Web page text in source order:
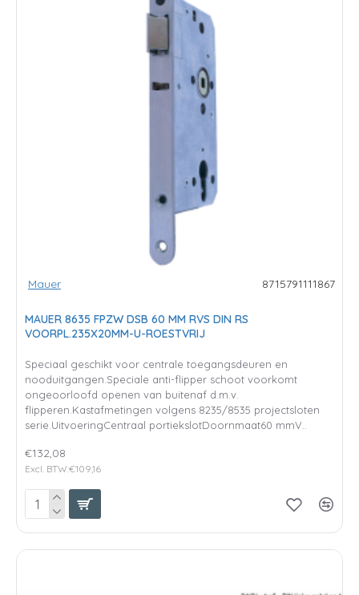
Mauer 8715791111867
MAUER 8635 FPZW DSB 60 MM RVS DIN RS
VOORPL.235X20MM-U-ROESTVRIJ
Speciaal geschikt voor centrale toegangsdeuren en
nooduitgangen.Speciale anti-flipper schoot voorkomt
ongeoorloofd openen van buitenaf d.m.v.
flipperen.Kastafmetingen volgens 8235/8535 projectsloten
serie.UitvoeringCentraal portiekslotDoornmaat60 mmV..
€132,08
Excl. BTW:€109,16